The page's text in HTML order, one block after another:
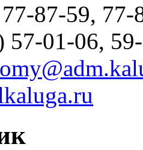
87-59, 77-
57-01-06,